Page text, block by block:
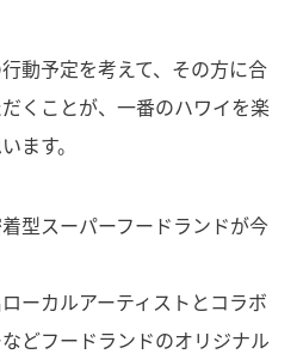
動予定を考えて、その方に合
くことが、一番のハワイを楽
ます。
型スーパーフードランドが今
ーカルアーティストとコラボ
どフードランドのオリジナル